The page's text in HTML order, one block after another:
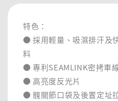
特色：
● 採用輕量、吸濕排汗及
料
● 專利SEAMLINK密拷車
● 高亮度反光片
● 髖關節口袋及後置定址